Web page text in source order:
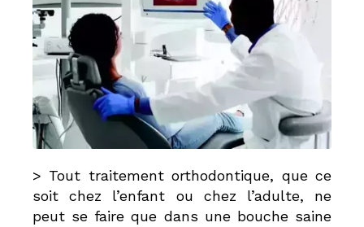
> Tout traitement orthodontique, que ce
soit chez l’enfant ou chez l’adulte, ne
peut se faire que dans une bouche saine